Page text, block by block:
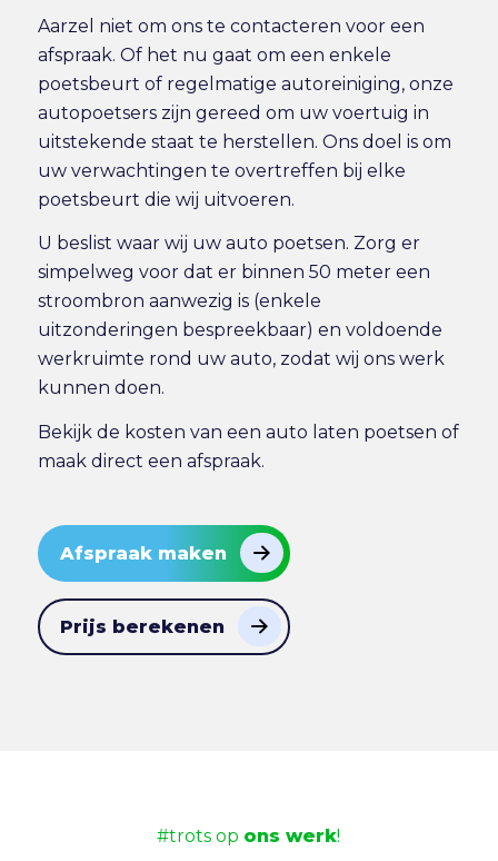
Aarzel niet om ons te contacteren voor een
afspraak. Of het nu gaat om een enkele
poetsbeurt of regelmatige autoreiniging, onze
autopoetsers zijn gereed om uw voertuig in
uitstekende staat te herstellen. Ons doel is om
uw verwachtingen te overtreffen bij elke
poetsbeurt die wij uitvoeren.
U beslist waar wij uw auto poetsen. Zorg er
simpelweg voor dat er binnen 50 meter een
stroombron aanwezig is (enkele
uitzonderingen bespreekbaar) en voldoende
werkruimte rond uw auto, zodat wij ons werk
kunnen doen.
Bekijk de kosten van een auto laten poetsen of
maak direct een afspraak.
Afspraak maken
Prijs berekenen
#trots op ons werk!